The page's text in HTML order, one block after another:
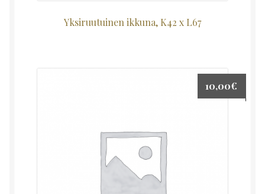
Yksiruutuinen ikkuna, K42 x L67
10,00€